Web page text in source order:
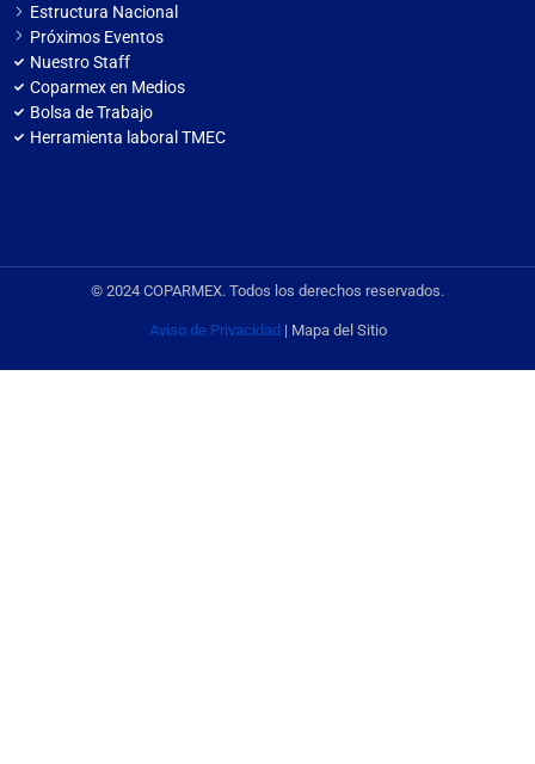
Estructura Nacional
Próximos Eventos
Nuestro Staff
Coparmex en Medios
Bolsa de Trabajo
Herramienta laboral TMEC
© 2024 COPARMEX. Todos los derechos reservados.
Aviso de Privacidad| Mapa del Sitio